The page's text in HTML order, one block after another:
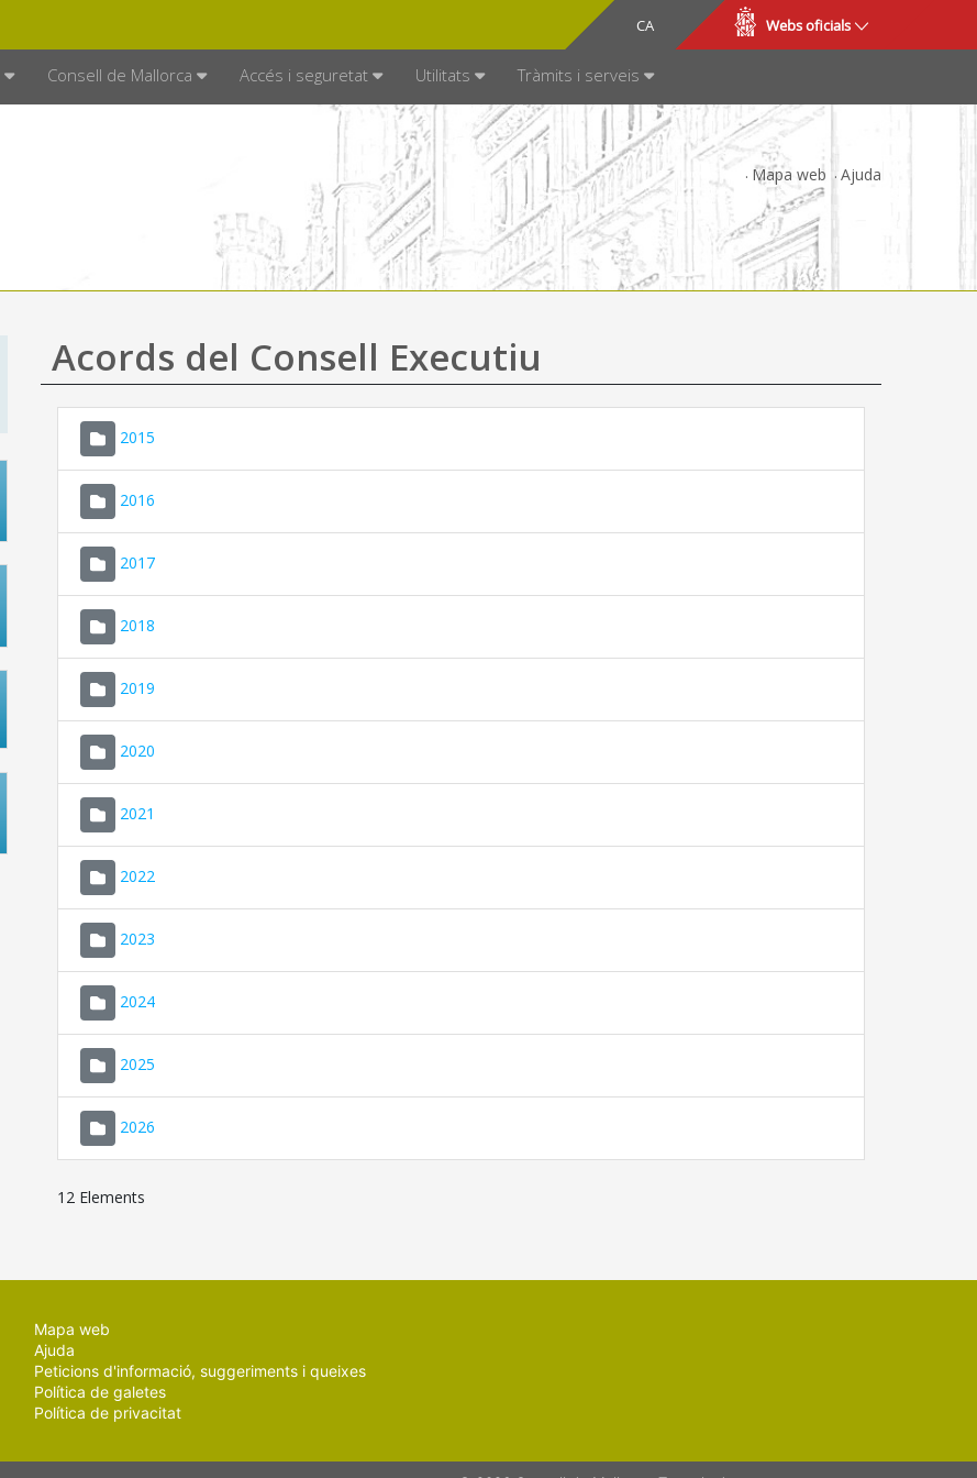
CA
ES Webs oficials
Consell de Mallorca Accés i seguretat Utilitats Tràmits i serveis
Mapa web Ajuda
Acords del Consell Executiu
2015
2016
2017
2018
2019
2020
2021
2022
2023
2024
2025
2026
12 Elements
Mapa web
Ajuda
Peticions d'informació, suggeriments i queixes
Política de galetes
Política de privacitat